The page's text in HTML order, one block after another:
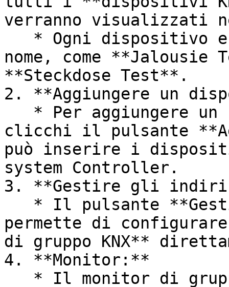
verranno visualizzati
nome, come **Jalousie
**Steckdose Test**.
2. **Aggiungere un
clicchi il pulsante
può inserire i
system Controller.
3. **Gestire gli
permette di
di gruppo KNX**
4. **Monitor:**